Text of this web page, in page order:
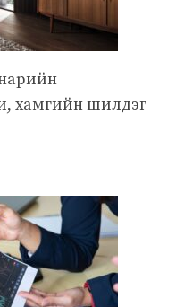
хамгийн шилдэг